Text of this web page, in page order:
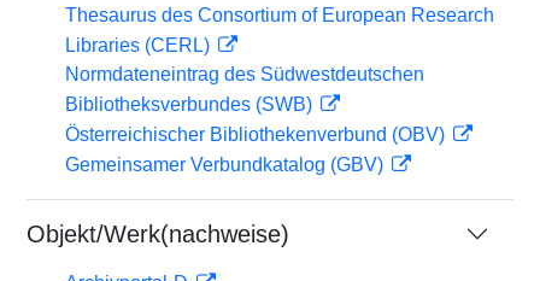
Thesaurus des Consortium of European Research
Libraries (CERL)
Normdateneintrag des Südwestdeutschen
Bibliotheksverbundes (SWB)
Österreichischer Bibliothekenverbund (OBV)
Gemeinsamer Verbundkatalog (GBV)
Objekt/Werk(nachweise)